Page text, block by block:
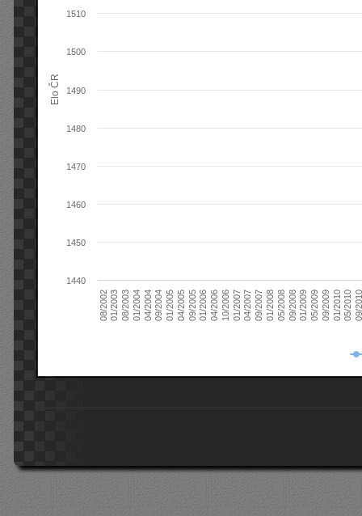
Elo ČR
08/200201/200308/200301/200404/200409/200401/200504/200509/200501/200604/200610/200601/200704/200709/200701/200805/200809/200801/200905/200909/200901/201005/201009/
1440
1450
1460
1470
1480
1490
1500
1510